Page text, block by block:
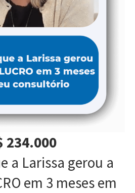
234.000
a Larissa gerou a
em 3 meses em